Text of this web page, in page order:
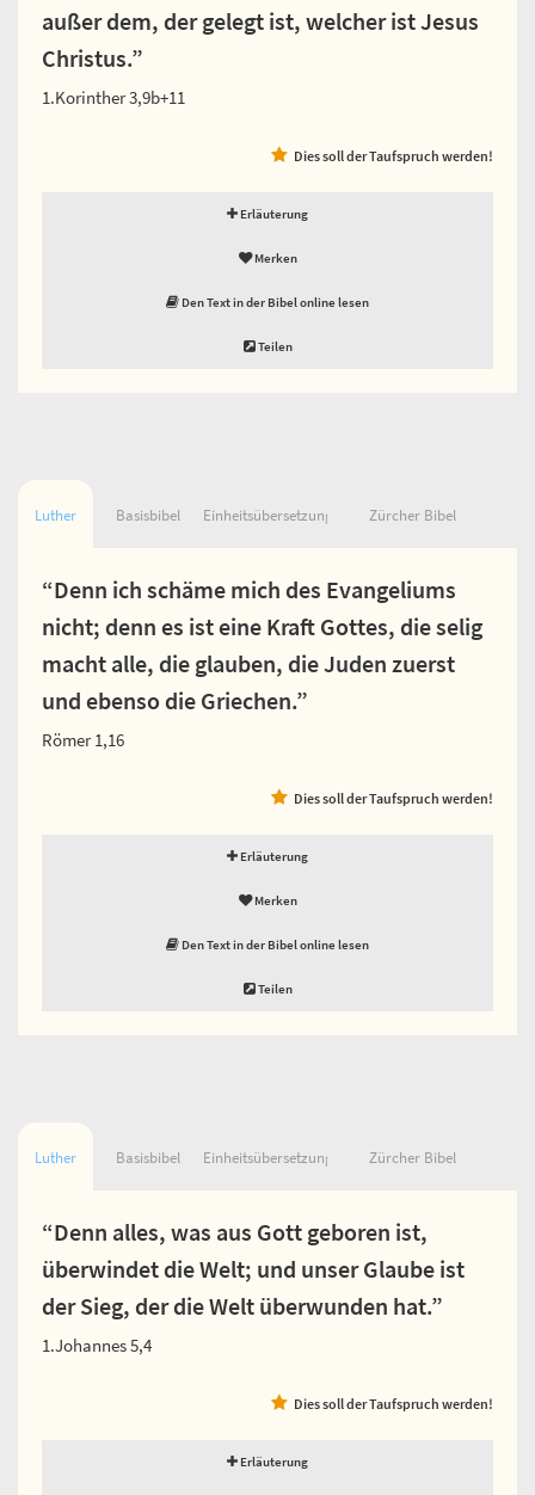
außer dem, der gelegt ist, welcher ist Jesus
Christus.”
1.Korinther 3,9b+11
Dies soll der Taufspruch werden!
Erläuterung
Merken
Den Text in der Bibel online lesen
Teilen
Luther Basisbibel Einheitsübersetzung Zürcher Bibel
“Denn ich schäme mich des Evangeliums
nicht; denn es ist eine Kraft Gottes, die selig
macht alle, die glauben, die Juden zuerst
und ebenso die Griechen.”
Römer 1,16
Dies soll der Taufspruch werden!
Erläuterung
Merken
Den Text in der Bibel online lesen
Teilen
Luther Basisbibel Einheitsübersetzung Zürcher Bibel
“Denn alles, was aus Gott geboren ist,
überwindet die Welt; und unser Glaube ist
der Sieg, der die Welt überwunden hat.”
1.Johannes 5,4
Dies soll der Taufspruch werden!
Erläuterung